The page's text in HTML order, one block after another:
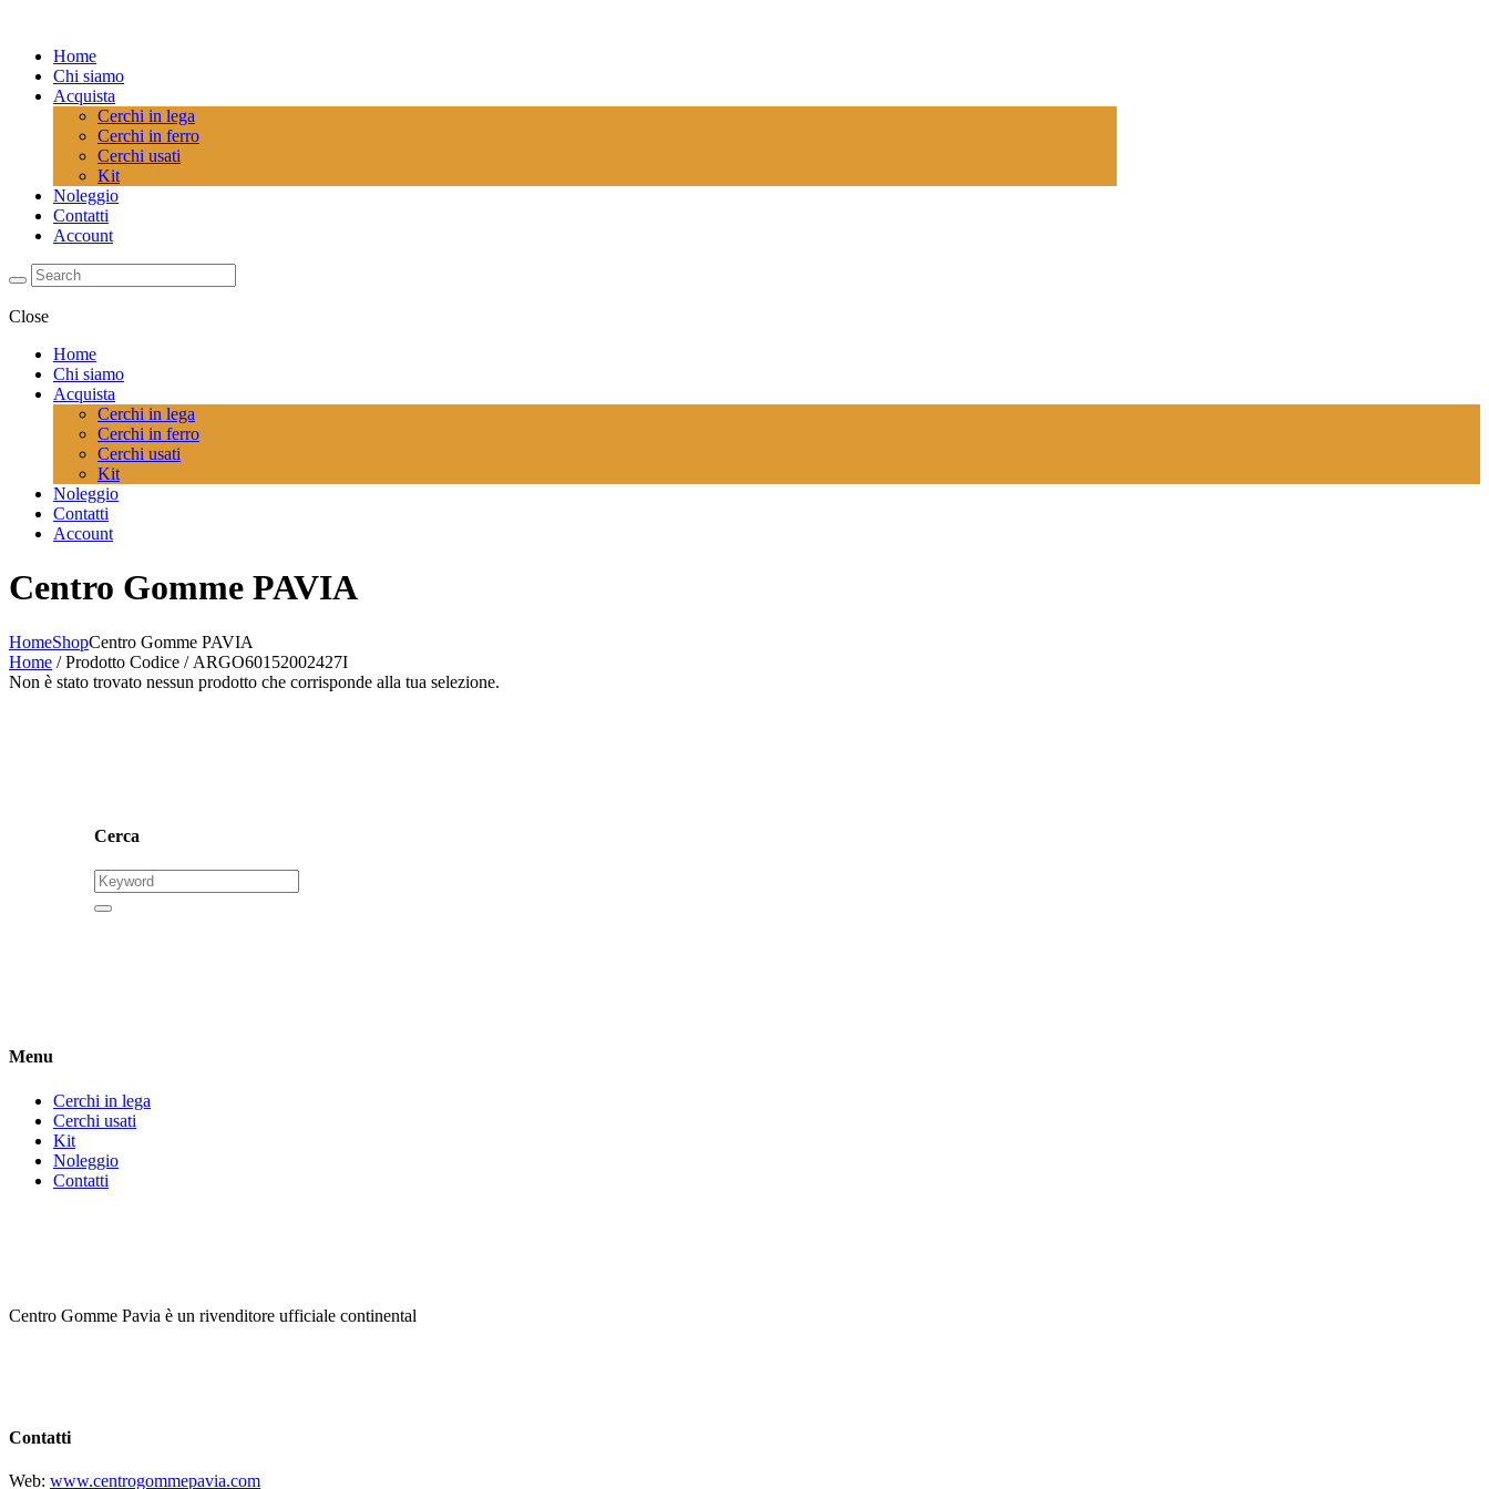
Home
Chi siamo
Acquista
Cerchi in lega
Cerchi in ferro
Cerchi usati
Kit
Noleggio
Contatti
Account
Close
Home
Chi siamo
Acquista
Cerchi in lega
Cerchi in ferro
Cerchi usati
Kit
Noleggio
Contatti
Account
Centro Gomme PAVIA
HomeShopCentro Gomme PAVIA
Home / Prodotto Codice / ARGO60152002427I
Non è stato trovato nessun prodotto che corrisponde alla tua selezione.
Cerca
Menu
Cerchi in lega
Cerchi usati
Kit
Noleggio
Contatti
Centro Gomme Pavia è un rivenditore ufficiale continental
Contatti
Web: www.centrogommepavia.com